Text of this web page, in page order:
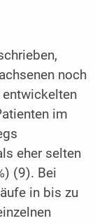
noch
im
eher selten
(9). Bei
in bis zu